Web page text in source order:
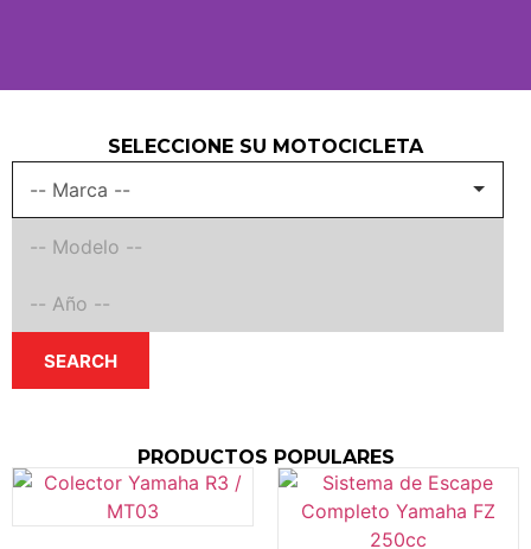
SELECCIONE SU MOTOCICLETA
SEARCH
PRODUCTOS POPULARES